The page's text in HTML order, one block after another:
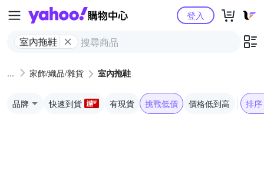
Yahoo購物中心
室內拖鞋
登入
家飾/織品/雜貨 室內拖鞋
品牌 快速到貨 有現貨 挑戰低價 價格低到高 排序